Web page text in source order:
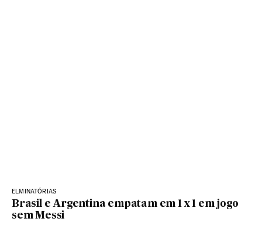
ELMINATÓRIAS
Brasil e Argentina empatam em 1 x 1 em jogo
sem Messi